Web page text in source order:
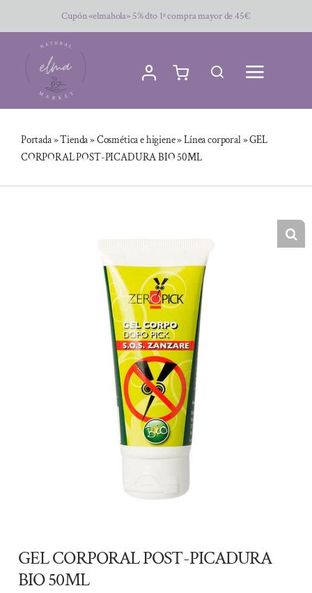
al
contenido
Cupón «elmahola» 5% dto 1ª compra mayor de 45€
Portada»Tienda»Cosmética e higiene»Línea corporal»GEL
CORPORAL POST-PICADURA BIO 50ML
GEL CORPORAL POST-PICADURA
BIO 50ML